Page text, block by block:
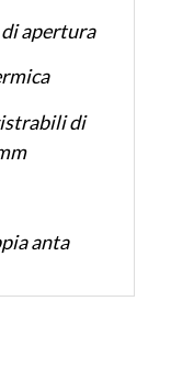
apertura
di
anta